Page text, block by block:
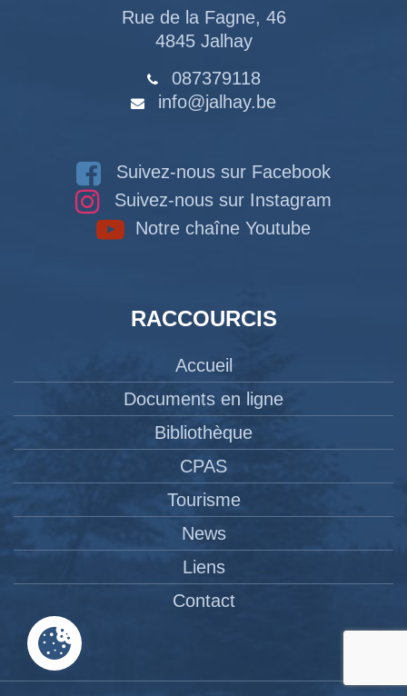
Rue de la Fagne, 46
4845 Jalhay
087379118
info@jalhay.be
Suivez-nous sur Facebook
Suivez-nous sur Instagram
Notre chaîne Youtube
RACCOURCIS
Accueil
Documents en ligne
Bibliothèque
CPAS
Tourisme
News
Liens
Contact